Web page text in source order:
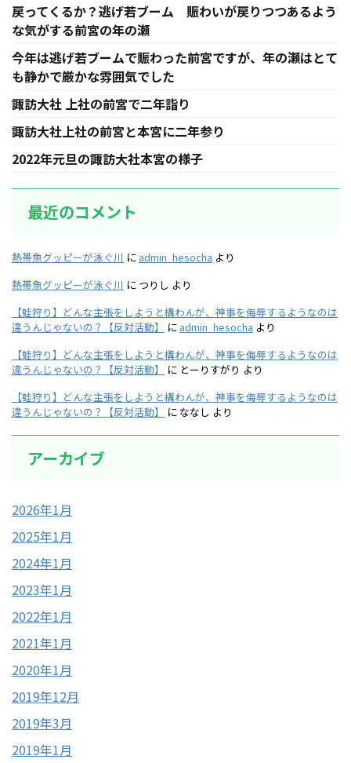
戻ってくるか？逃げ若ブーム 賑わいが戻りつつあるよう
な気がする前宮の年の瀬
今年は逃げ若ブームで賑わった前宮ですが、年の瀬はとて
も静かで厳かな雰囲気でした
諏訪大社 上社の前宮で二年詣り
諏訪大社上社の前宮と本宮に二年参り
2022年元旦の諏訪大社本宮の様子
最近のコメント
熱帯魚グッピーが泳ぐ川 に admin_hesocha より
熱帯魚グッピーが泳ぐ川 に つりし より
【蛙狩り】どんな主張をしようと構わんが、神事を侮辱するようなのは
違うんじゃないの？【反対活動】
に admin_hesocha より
【蛙狩り】どんな主張をしようと構わんが、神事を侮辱するようなのは
違うんじゃないの？【反対活動】
に とーりすがり より
【蛙狩り】どんな主張をしようと構わんが、神事を侮辱するようなのは
違うんじゃないの？【反対活動】
に ななし より
アーカイブ
2026年1月
2025年1月
2024年1月
2023年1月
2022年1月
2021年1月
2020年1月
2019年12月
2019年3月
2019年1月